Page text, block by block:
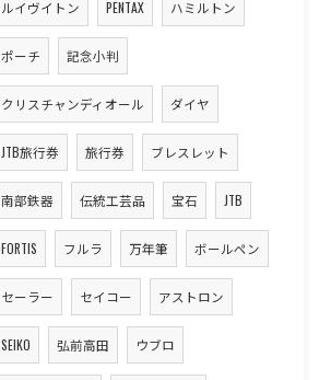
ルイヴイトン PENTAX ハミルトン
ポーチ 記念小判
クリスチャンディオール ダイヤ
JTB旅行券 旅行券 ブレスレット
南部鉄器 伝統工芸品 宝石 JTB
FORTIS フルラ 万年筆 ボールペン
セーラー セイコー アストロン
SEIKO 弘前高田 ウブロ